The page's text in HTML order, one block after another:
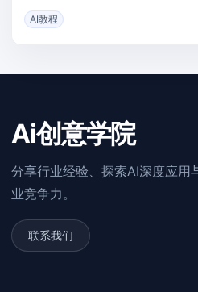
AI教程
Ai创意学院
分享行业经验、探索AI深度应用
业竞争力。
联系我们